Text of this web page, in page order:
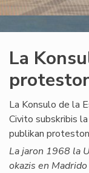
La
La Konsulo de la
Civito subskribis
publikan
La jaron 1968 la
okazis en